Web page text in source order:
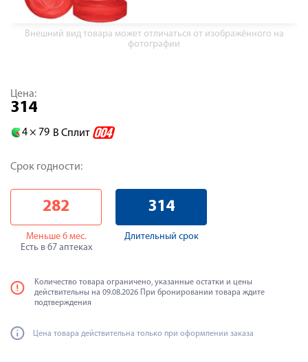
Внешний вид товара может отличаться от изображённого на
фотографии
Цена:
314
4 × 79 В Сплит
Срок годности:
282
Меньше 6 мес.
Есть в 67 аптеках
314
Длительный срок
Количество товара ограничено, указанные остатки и цены
действительны на 09.08.2026 При бронировании товара ждите
подтверждения
Цена товара действительна только при оформлении заказа